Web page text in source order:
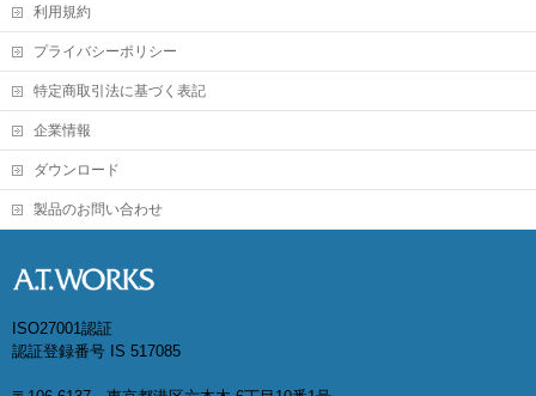
利用規約
プライバシーポリシー
特定商取引法に基づく表記
企業情報
ダウンロード
製品のお問い合わせ
ISO27001認証
認証登録番号 IS 517085